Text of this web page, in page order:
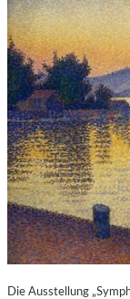
Die Ausstellung